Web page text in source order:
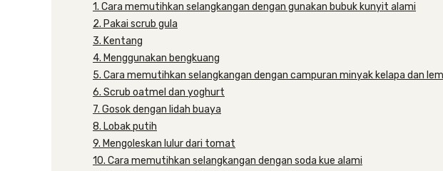
1. Cara memutihkan selangkangan dengan gunakan bubuk kunyit alami
2. Pakai scrub gula
3. Kentang
4. Menggunakan bengkuang
5. Cara memutihkan selangkangan dengan campuran minyak kelapa dan
6. Scrub oatmel dan yoghurt
7. Gosok dengan lidah buaya
8. Lobak putih
9. Mengoleskan lulur dari tomat
10. Cara memutihkan selangkangan dengan soda kue alami